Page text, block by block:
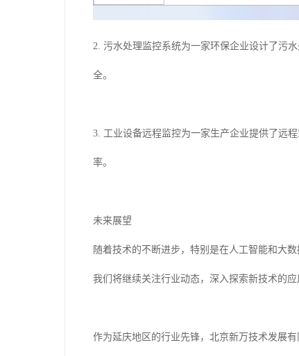
2. 污水处理监控系统为一家环保企业设计了污
全。
3. 工业设备远程监控为一家生产企业提供了远
率。
未来展望
随着技术的不断进步，特别是在人工智能和大
我们将继续关注行业动态，深入探索新技术的
作为延庆地区的行业先锋，北京新万技术发展